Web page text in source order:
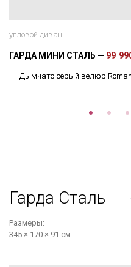
угловой диван
ГАРДА МИНИ СТАЛЬ 99
Дымчато-серый велюр
Гарда Сталь
Размеры:
345 × 170 × 91 см